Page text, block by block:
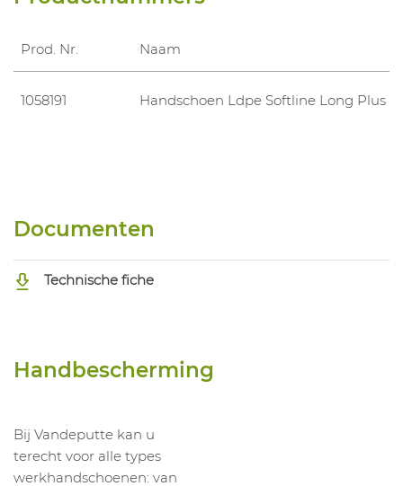
Prod. Nr. Naam
1058191 Handschoen Ldpe Softline Long Plus
Documenten
Technische fiche
Handbescherming
Bij Vandeputte kan u
terecht voor alle types
werkhandschoenen: van